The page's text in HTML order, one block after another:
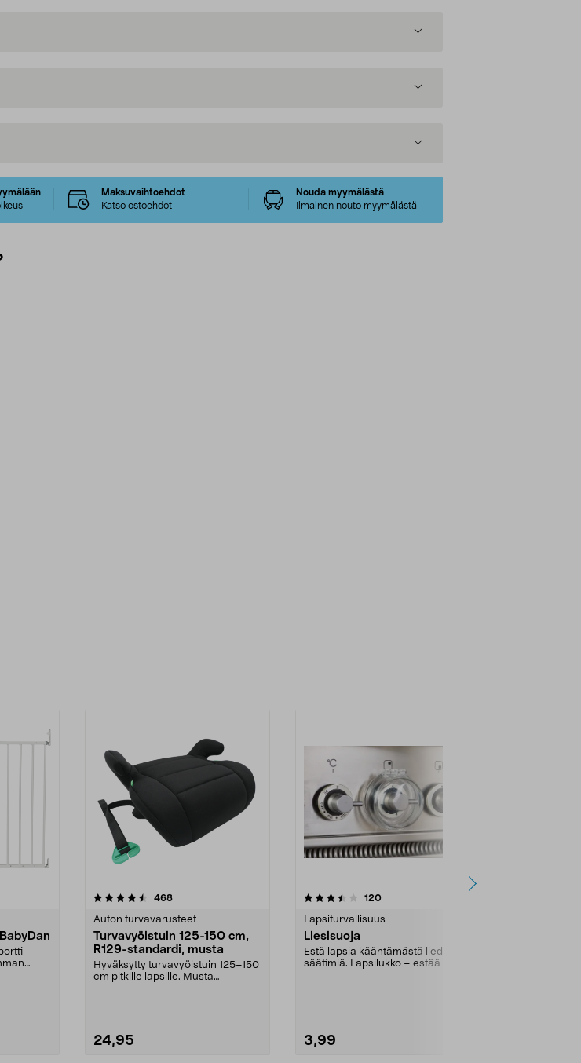
Maksuvaihtoehdot
Katso ostoehdot
Nouda myymälästä
Ilmainen nouto myymälästä
468arvostelut
Auton turvavarusteet
Turvavyöistuin 125-150 cm,
R129-standardi, musta
Hyväksytty turvavyöistuin 125–150
cm pitkille lapsille. Musta
24,95
3.5 viidestä
120arvostelut
Lapsiturvallisuus
Liesisuoja
Estä lapsia kääntämästä lieden
säätimiä. Lapsilukko – estää lapsia
3,99
4.5 viidestä